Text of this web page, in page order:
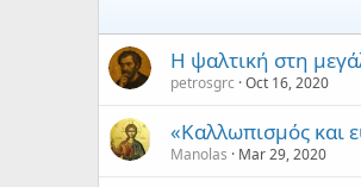
Η ψαλτική στη
petrosgrc Oct 16, 2020
«Καλλωπισμός και
Manolas Mar 29, 2020